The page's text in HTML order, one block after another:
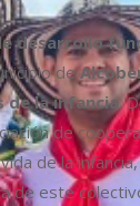
desarrollo
de
de la infancia.
de
de la
de este